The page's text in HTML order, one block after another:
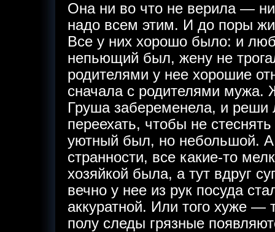
Она ни во что не верила —
надо всем этим. И до поры
Все у них хорошо было: и
непьющий был, жену не
родителями у нее хорошие
сначала с родителями мужа.
Груша забеременела, и
переехать, чтобы не
уютный был, но небольшой.
странности, все какие-то
хозяйкой была, а тут вдруг
вечно у нее из рук посуда
аккуратной. Или того хуже —
полу следы грязные